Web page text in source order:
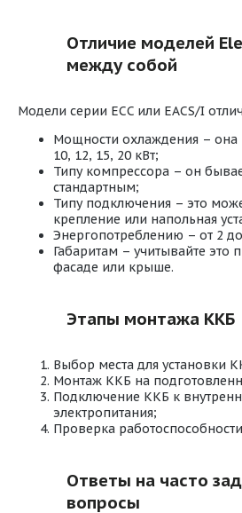
Отличие моделей
между собой
Модели серии ECC или EACS/I
Мощности охлаждения – она
10, 12, 15, 20 кВт;
Типу компрессора – он
стандартным;
Типу подключения – это
крепление или напольная
Энергопотреблению – от 2
Габаритам – учитывайте
фасаде или крыше.
Этапы монтажа ККБ
Выбор места для установки
Монтаж ККБ на
Подключение ККБ к
электропитания;
Проверка
Ответы на часто
вопросы